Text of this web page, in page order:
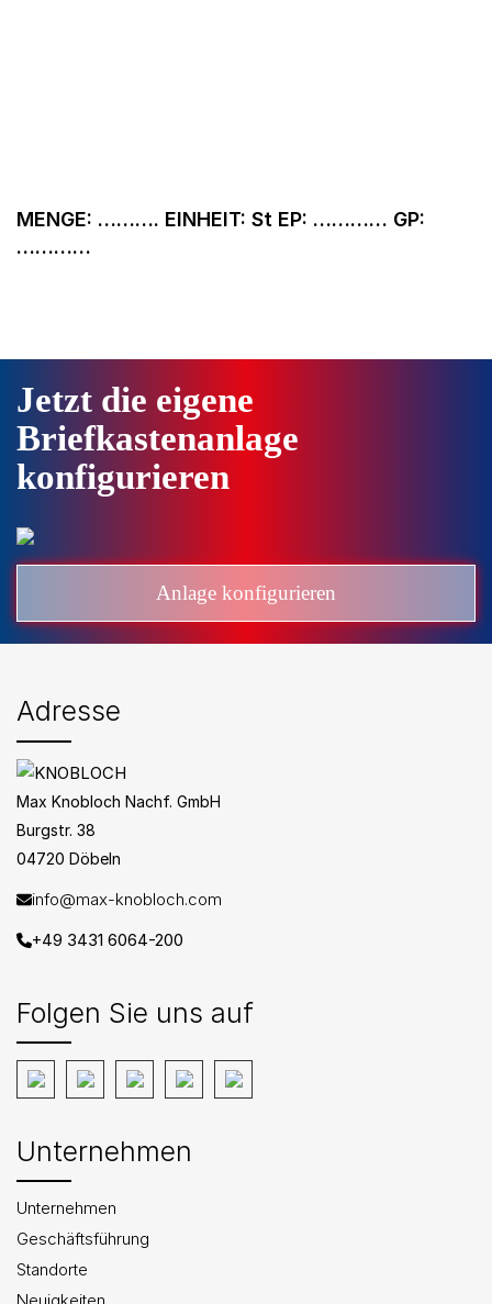
MENGE: ………. EINHEIT: St EP: ………… GP:
…………
Jetzt die eigene
Briefkastenanlage
konfigurieren
Anlage konfigurieren
Adresse
Max Knobloch Nachf. GmbH
Burgstr. 38
04720 Döbeln
info@max-knobloch.com
+49 3431 6064-200
Folgen Sie uns auf
Unternehmen
Unternehmen
Geschäftsführung
Standorte